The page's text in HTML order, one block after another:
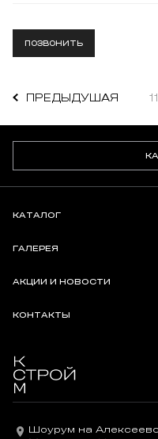
ПОЗВОНИТЬ
ПРЕДЫДУШАЯ
КАТАЛОГ
ГАЛЕРЕЯ
АКЦИИ И НОВОСТИ
КОНТАКТЫ
Шоурум на